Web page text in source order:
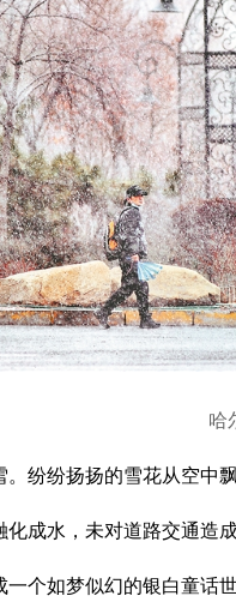
哈
。纷纷扬扬的雪花从空中
化成水，未对道路交通造
一个如梦似幻的银白童话